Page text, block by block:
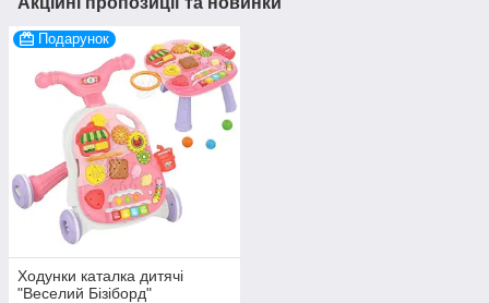
Подарунок
Ходунки каталка дитячі
"Веселий Бізіборд"